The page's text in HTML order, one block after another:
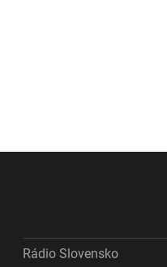
Rádio Slovensko